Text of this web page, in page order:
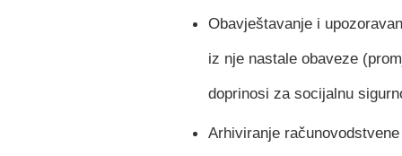
Obavještavanje i
iz nje nastale obaveze
doprinosi za socijalnu
Arhiviranje